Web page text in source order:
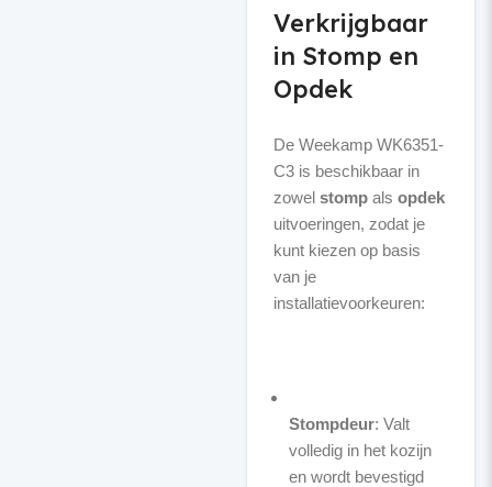
Verkrijgbaar
in Stomp en
Opdek
De Weekamp WK6351-
C3 is beschikbaar in
zowel stompals opdek
uitvoeringen, zodat je
kunt kiezen op basis
van je
installatievoorkeuren:
Stompdeur: Valt
volledig in het kozijn
en wordt bevestigd